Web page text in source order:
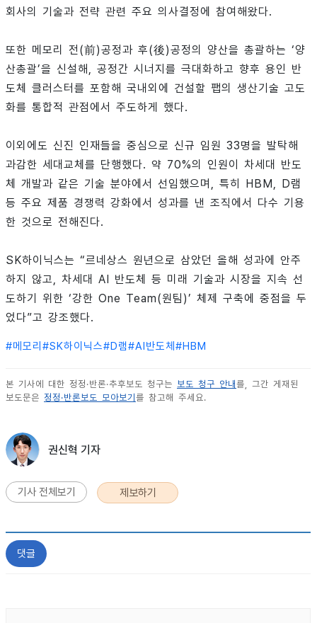
회사의 기술과 전략 관련 주요 의사결정에 참여해왔다.
또한 메모리 전(前)공정과 후(後)공정의 양산을 총괄하는 ‘양
산총괄’을 신설해, 공정간 시너지를 극대화하고 향후 용인 반
도체 클러스터를 포함해 국내외에 건설할 팹의 생산기술 고도
화를 통합적 관점에서 주도하게 했다.
이외에도 신진 인재들을 중심으로 신규 임원 33명을 발탁해
과감한 세대교체를 단행했다. 약 70%의 인원이 차세대 반도
체 개발과 같은 기술 분야에서 선임했으며, 특히 HBM, D램
등 주요 제품 경쟁력 강화에서 성과를 낸 조직에서 다수 기용
한 것으로 전해진다.
SK하이닉스는 “르네상스 원년으로 삼았던 올해 성과에 안주
하지 않고, 차세대 AI 반도체 등 미래 기술과 시장을 지속 선
도하기 위한 ‘강한 One Team(원팀)’ 체제 구축에 중점을 두
었다”고 강조했다.
#메모리 #SK하이닉스#D램#AI반도체 #HBM
본 기사에 대한 정정·반론·추후보도 청구는 보도 청구 안내를, 그간 게재된
보도문은 정정·반론보도 모아보기를 참고해 주세요.
권신혁 기자
기사 전체보기 제보하기
댓글